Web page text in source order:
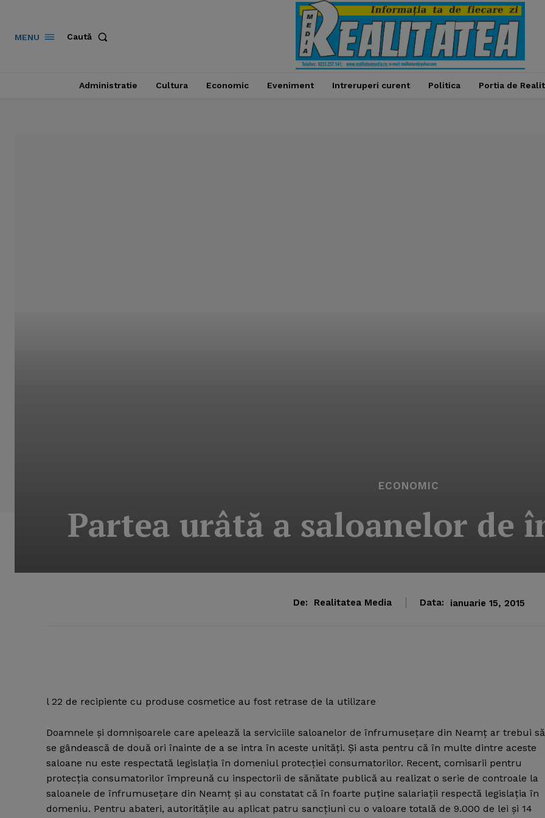
MENU Caută
Administratie Cultura Economic Eveniment Intreruperi curent Politica Portia de
ECONOMIC
Partea urâtă a saloanelor de
De: Realitatea Media Data: ianuarie 15, 2015
l 22 de recipiente cu produse cosmetice au fost retrase de la utilizare
Doamnele şi domnişoarele care apelează la serviciile saloanelor de înfrumuseţare din Neamţ ar trebui să
se gândească de două ori înainte de a se intra în aceste unităţi. Şi asta pentru că în multe dintre aceste
saloane nu este respectată legislaţia în domeniul protecţiei consumatorilor. Recent, comisarii pentru
protecţia consumatorilor împreună cu inspectorii de sănătate publică au realizat o serie de controale la
saloanele de înfrumuseţare din Neamţ şi au constatat că în foarte puţine salariaţii respectă legislaţia în
domeniu. Pentru abateri, autorităţile au aplicat patru sancţiuni cu o valoare totală de 9.000 de lei şi 14